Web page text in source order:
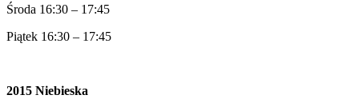
Środa 16:30 – 17:45
Piątek 16:30 – 17:45
2015 Niebieska